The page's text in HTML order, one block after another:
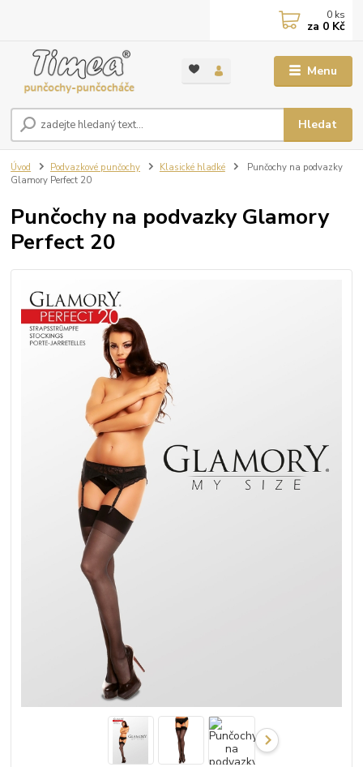
Menu
Hledat
0 ks
za 0 Kč
Úvod Podvazkové punčochy Klasické hladké
Punčochy na podvazky
Glamory Perfect 20
Punčochy na podvazky Glamory
Perfect 20